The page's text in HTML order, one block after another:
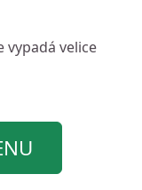
vypadá velice